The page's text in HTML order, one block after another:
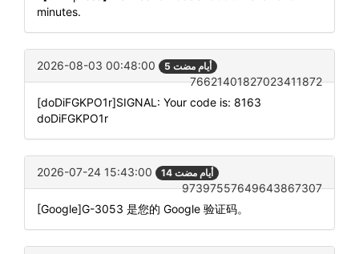
minutes.
2026-08-03 00:48:00 5 أيام مضت
76621401827023411872
[doDiFGKPO1r]SIGNAL: Your code is: 8163
doDiFGKPO1r
2026-07-24 15:43:00 14 أيام مضت
97397557649643867307
[Google]G-3053 是您的 Google 验证码。